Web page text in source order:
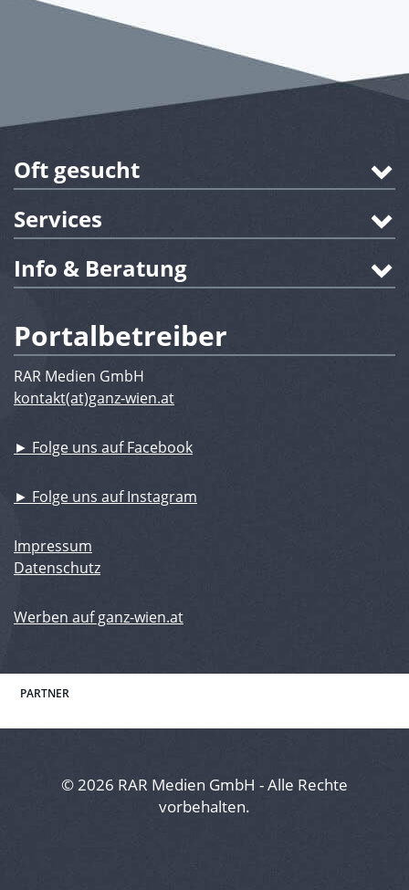
Oft gesucht
Services
Info & Beratung
Portalbetreiber
RAR Medien GmbH
kontakt(at)ganz-wien.at
► Folge uns auf Facebook
► Folge uns auf Instagram
Impressum
Datenschutz
Werben auf ganz-wien.at
PARTNER
© 2026 RAR Medien GmbH - Alle Rechte
vorbehalten.